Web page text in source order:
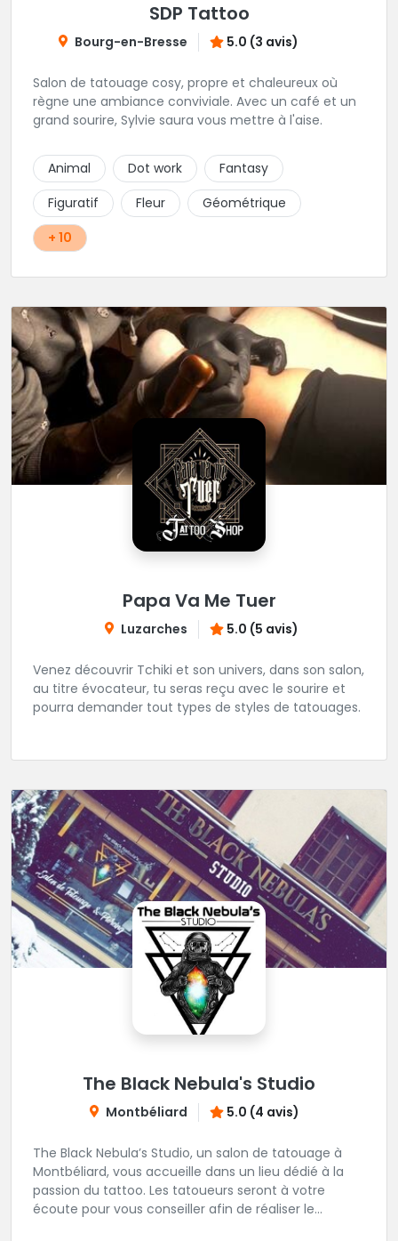
SDP Tattoo
Bourg-en-Bresse 5.0 (3 avis)
Salon de tatouage cosy, propre et chaleureux où
règne une ambiance conviviale. Avec un café et un
grand sourire, Sylvie saura vous mettre à l'aise.
Animal Dot work
Fantasy
Figuratif
Fleur
Géométrique
+ 10
Papa Va Me Tuer
Luzarches 5.0 (5 avis)
Venez découvrir Tchiki et son univers, dans son salon,
au titre évocateur, tu seras reçu avec le sourire et
pourra demander tout types de styles de tatouages.
The Black Nebula's Studio
Montbéliard 5.0 (4 avis)
The Black Nebula’s Studio, un salon de tatouage à
Montbéliard, vous accueille dans un lieu dédié à la
passion du tattoo. Les tatoueurs seront à votre
écoute pour vous conseiller afin de réaliser le